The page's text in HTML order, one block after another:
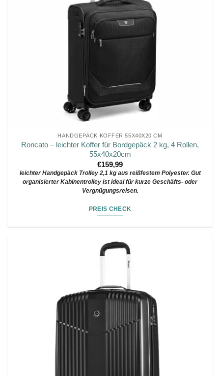
HANDGEPÄCK KOFFER 55X40X20 CM
Roncato – leichter Koffer für Bordgepäck 2 kg, 4 Rollen,
55x40x20cm
€159,99
leichter Handgepäck Trolley 2,1 kg aus reißfestem Polyester. Gut
organisierter Kabinentrolley ist ideal für kurze Geschäfts- oder
Vergnügungsreisen.
PREIS CHECK